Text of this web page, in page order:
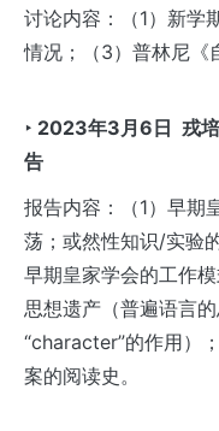
讨论内容：（1）新学
情况；（3）普林尼《
‣ 2023年3月6 日 戎
告
报告内容：（1）早期
荡；或然性知识/实验
早期皇家学会的工作
思想遗产（普遍语言
“character”的作用）
案的阅读史。